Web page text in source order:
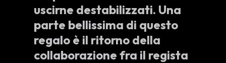
uscirne destabilizzati. Una
parte bellissima di questo
regalo è il ritorno della
collaborazione fra il regista